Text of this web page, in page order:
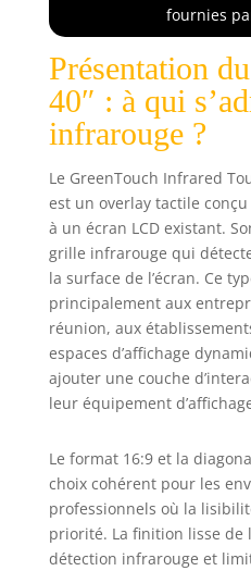
Coque en
une forte
Sans pilote,
dessiner des
précis, sans
d'arrêt, les
indésirables.
fournies
Présentation
40″ : à qui
infrarouge ?
Le GreenTouch Infrared
est un overlay tactile
à un écran LCD existant.
grille infrarouge qui
la surface de l’écran. Ce
principalement aux
réunion, aux
espaces d’affichage
ajouter une couche
leur équipement
Le format 16:9 et la
choix cohérent pour les
professionnels où la
priorité. La finition lisse de
détection infrarouge et